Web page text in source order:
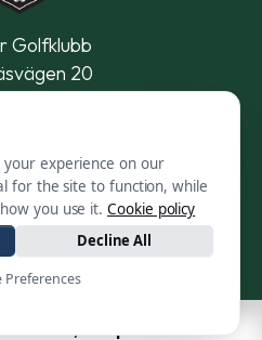
Golfklubb
20
öppettider
experience on our
for the site to function, while
you use it. Cookie policy
Decline All
Preferences